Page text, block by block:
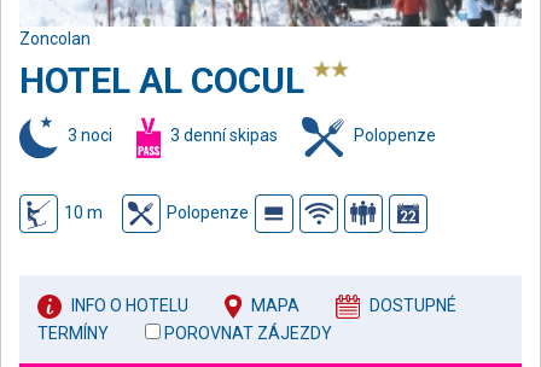
Zoncolan
HOTEL AL COCUL
3 noci 3 denní skipas Polopenze
10 m Polopenze
INFO O HOTELU MAPA
DOSTUPNÉ
TERMÍNY
POROVNAT ZÁJEZDY